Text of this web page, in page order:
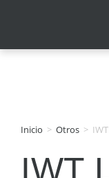
Inicio > Otros >
IWT